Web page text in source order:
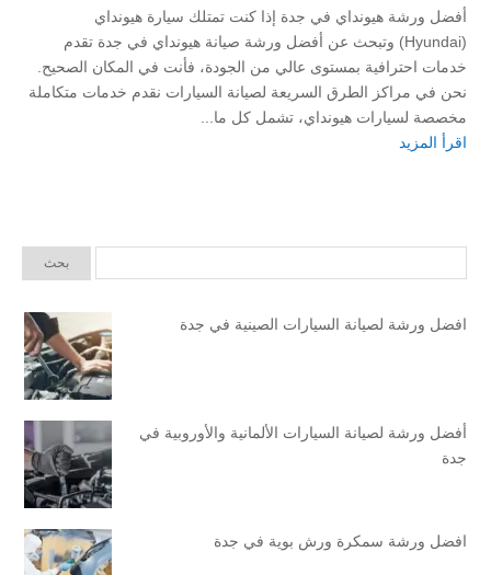
أفضل ورشة هيونداي في جدة إذا كنت تمتلك سيارة هيونداي
(Hyundai) وتبحث عن أفضل ورشة صيانة هيونداي في جدة تقدم
خدمات احترافية بمستوى عالي من الجودة، فأنت في المكان الصحيح.
نحن في مراكز الطرق السريعة لصيانة السيارات نقدم خدمات متكاملة
مخصصة لسيارات هيونداي، تشمل كل ما...
اقرأ المزيد
افضل ورشة لصيانة السيارات الصينية في جدة
أفضل ورشة لصيانة السيارات الألمانية والأوروبية في
جدة
افضل ورشة سمكرة ورش بوية في جدة